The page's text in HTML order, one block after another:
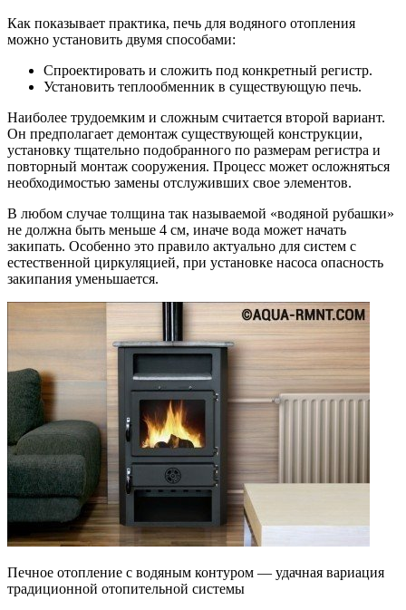
Как показывает практика, печь для водяного отопления
можно установить двумя способами:
Спроектировать и сложить под конкретный регистр.
Установить теплообменник в существующую печь.
Наиболее трудоемким и сложным считается второй вариант.
Он предполагает демонтаж существующей конструкции,
установку тщательно подобранного по размерам регистра и
повторный монтаж сооружения. Процесс может осложняться
необходимостью замены отслуживших свое элементов.
В любом случае толщина так называемой «водяной рубашки»
не должна быть меньше 4 см, иначе вода может начать
закипать. Особенно это правило актуально для систем с
естественной циркуляцией, при установке насоса опасность
закипания уменьшается.
Печное отопление с водяным контуром — удачная вариация
традиционной отопительной системы